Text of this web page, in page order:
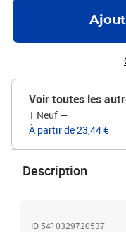
/ arrêt Avec 3 prises
boîte de rangement de
Voir toutes les
1 Neuf —
À partir de 23,44 €
Description
ID 5410329720537